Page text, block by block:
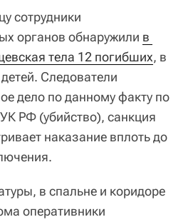
сотрудники
органов обнаружили в
тела 12 погибших, в
Следователи
дело по данному факту по
РФ (убийство), санкция
наказание вплоть до
в спальне и коридоре
оперативники